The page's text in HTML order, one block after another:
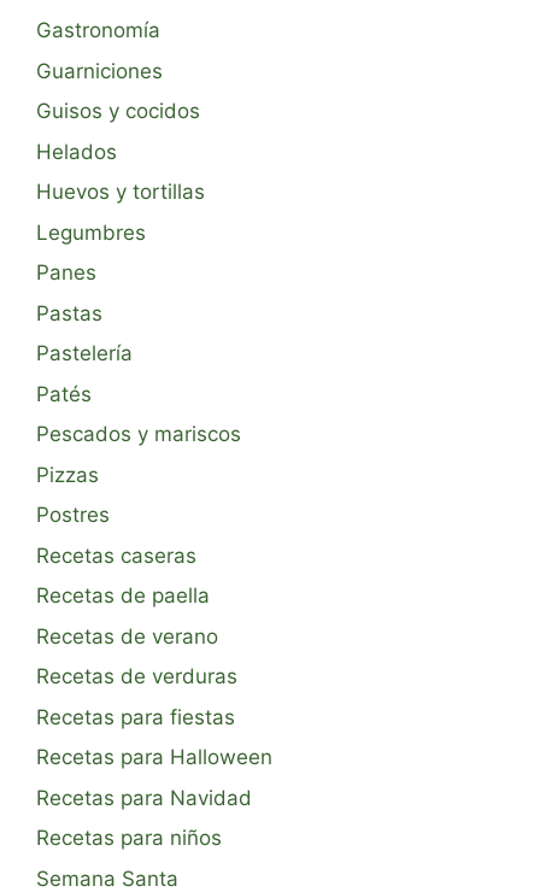
Gastronomía
Guarniciones
Guisos y cocidos
Helados
Huevos y tortillas
Legumbres
Panes
Pastas
Pastelería
Patés
Pescados y mariscos
Pizzas
Postres
Recetas caseras
Recetas de paella
Recetas de verano
Recetas de verduras
Recetas para fiestas
Recetas para Halloween
Recetas para Navidad
Recetas para niños
Semana Santa